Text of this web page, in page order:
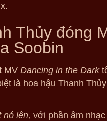
Thủy đóng
Soobin
MV Dancing in the Dark
là hoa hậu Thanh
nó lên, với phần âm